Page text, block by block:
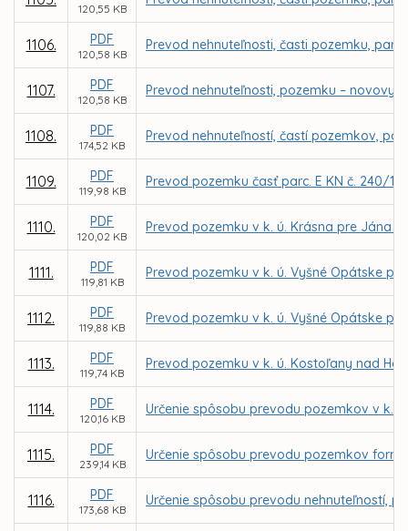
120,55 KB
1106. PDF
120,58 KB
Prevod nehnuteľnosti, časti pozemku,
1107. PDF
120,58 KB
Prevod nehnuteľnosti, pozemku –
1108. PDF
174,52 KB
Prevod nehnuteľností, častí pozemkov,
1109. PDF
119,98 KB
Prevod pozemku časť parc. E KN č. 240/
1110. PDF
120,02 KB
Prevod pozemku v k. ú. Krásna pre Jána
1111. PDF
119,81 KB
Prevod pozemku v k. ú. Vyšné Opátske
1112. PDF
119,88 KB
Prevod pozemku v k. ú. Vyšné Opátske
1113. PDF
119,74 KB
Prevod pozemku v k. ú. Kostoľany nad
1114. PDF
120,16 KB
Určenie spôsobu prevodu pozemkov v k.
1115. PDF
239,14 KB
Určenie spôsobu prevodu pozemkov
1116. PDF
173,68 KB
Určenie spôsobu prevodu nehnuteľností,